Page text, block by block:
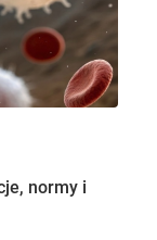
normy i